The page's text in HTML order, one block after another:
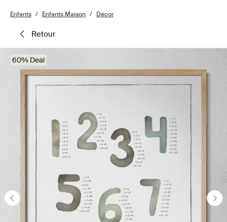
Enfants Enfants Maison Décor
retour
60% Deal